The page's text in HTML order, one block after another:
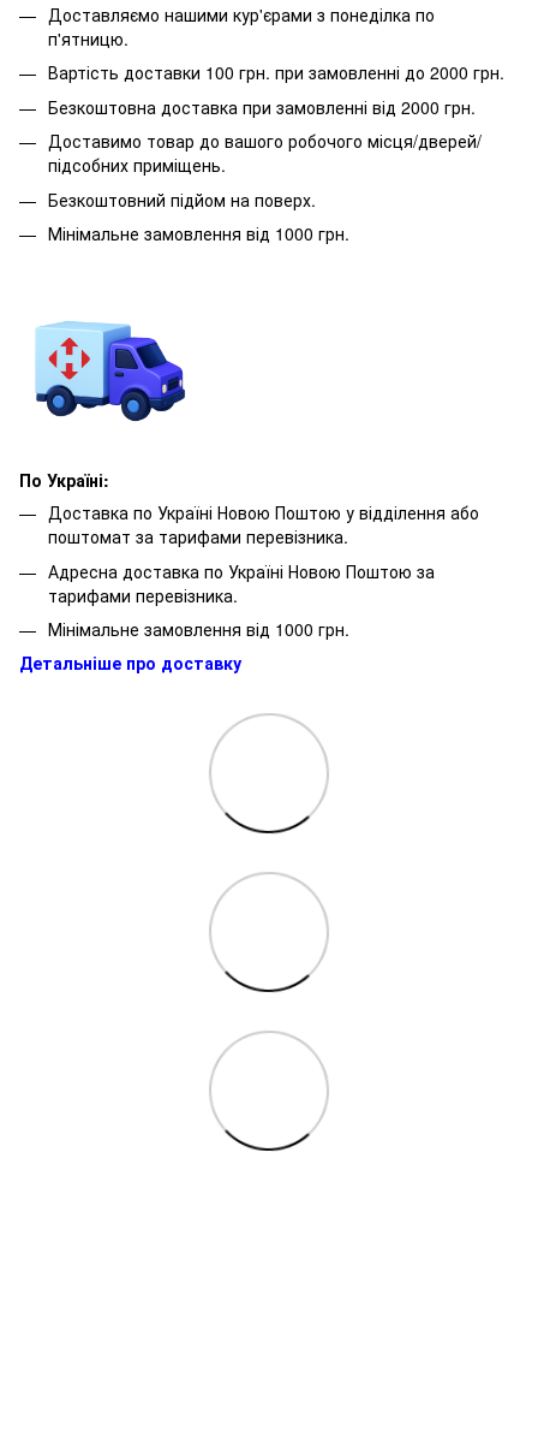
Доставляємо нашими кур'єрами з понеділка по
п'ятницю.
Вартість доставки 100 грн. при замовленні до 2000 грн.
Безкоштовна доставка при замовленні від 2000 грн.
Доставимо товар до вашого робочого місця/дверей/
підсобних приміщень.
Безкоштовний підйом на поверх.
Мінімальне замовлення від 1000 грн.
По Україні:
Доставка по Україні Новою Поштою у відділення або
поштомат за тарифами перевізника.
Адресна доставка по Україні Новою Поштою за
тарифами перевізника.
Мінімальне замовлення від 1000 грн.
Детальніше про доставку